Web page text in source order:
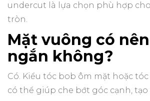
undercut là lựa chọn phù hợp
tròn.
Mặt vuông có
ngắn không?
Có. Kiểu tóc bob ôm mặt hoặc
có thể giúp che bớt góc cạnh, tạo